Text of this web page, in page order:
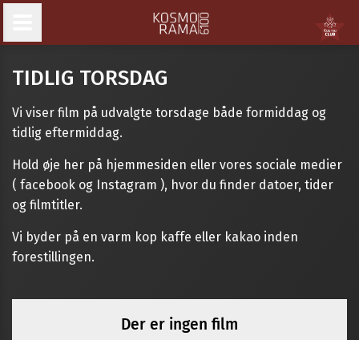
TIDLIG TORSDAG
Vi viser film på udvalgte torsdage både formiddag og
tidlig eftermiddag.
Hold øje her på hjemmesiden eller vores sociale medier
( facebook og Instagram ), hvor du finder datoer, tider
og filmtitler.
Vi byder på en varm kop kaffe eller kakao inden
forestillingen.